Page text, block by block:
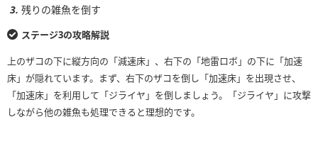
残りの雑魚を倒す
ステージ3の攻略解説
上のザコの下に縦方向の「減速床」、右下の「地雷ロボ」の下に「加速
床」が隠れています。まず、右下のザコを倒し「加速床」を出現させ、
「加速床」を利用して「ジライヤ」を倒しましょう。「ジライヤ」に攻撃
しながら他の雑魚も処理できると理想的です。